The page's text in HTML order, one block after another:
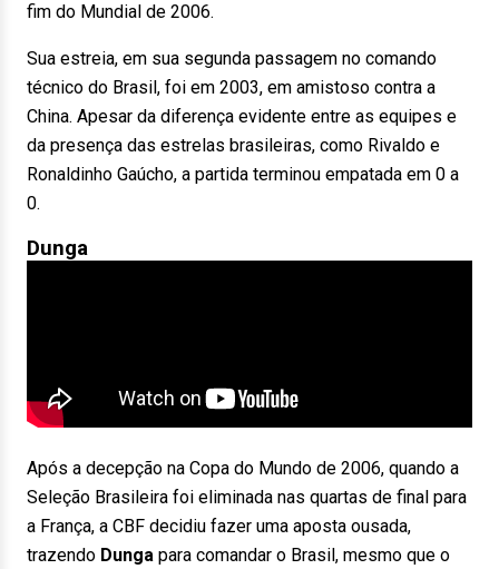
fim do Mundial de 2006.
Sua estreia, em sua segunda passagem no comando
técnico do Brasil, foi em 2003, em amistoso contra a
China. Apesar da diferença evidente entre as equipes e
da presença das estrelas brasileiras, como Rivaldo e
Ronaldinho Gaúcho, a partida terminou empatada em 0 a
0.
Dunga
Após a decepção na Copa do Mundo de 2006, quando a
Seleção Brasileira foi eliminada nas quartas de final para
a França, a CBF decidiu fazer uma aposta ousada,
trazendo Dunga para comandar o Brasil, mesmo que o